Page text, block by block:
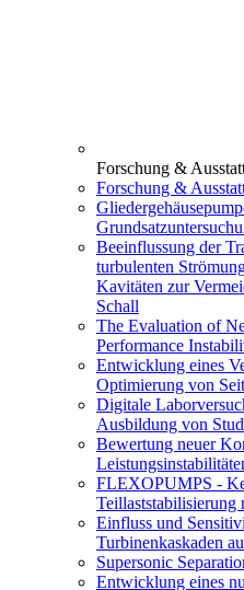
Forschung &
Forschung &
Beeinflussung der
turbulenten
Kavitäten zur
Schall
The Evaluation of
Performance
Entwicklung eines
Optimierung von
Digitale
Ausbildung von
Bewertung neuer
FLEXOPUMPS -
Teillaststabilisierung
Einfluss und
Turbinenkaskaden
Supersonic
Entwicklung eines